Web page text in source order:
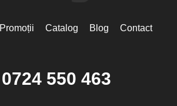
Promoții Catalog Blog Contact
0724 550 463